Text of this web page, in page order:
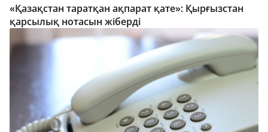
«Қазақстан таратқан ақпарат қате»: Қырғызстан
қарсылық нотасын жіберді